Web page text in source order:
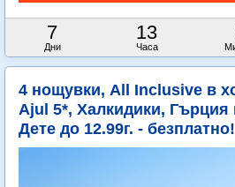
7
Дни
13
Часа
4 нощувки, All Inclusive в
Ajul 5*, Халкидики, Гърция
Дете до 12.99г. - безплатно!